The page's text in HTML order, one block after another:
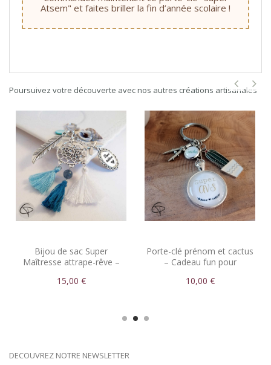
Atsem" et faites briller la fin d’année scolaire !
Poursuivez votre découverte avec nos autres créations artisanales
Bijou de sac Super
Maîtresse attrape-rêve –
15,00 €
Porte-clé prénom et cactus
– Cadeau fun pour
10,00 €
DECOUVREZ NOTRE NEWSLETTER